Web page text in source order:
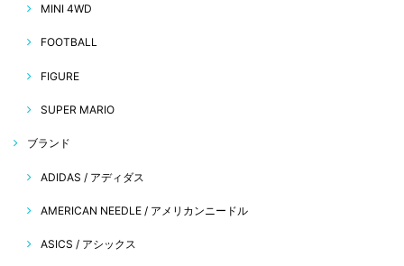
MINI 4WD
FOOTBALL
FIGURE
SUPER MARIO
ブランド
ADIDAS / アディダス
AMERICAN NEEDLE / アメリカンニードル
ASICS / アシックス